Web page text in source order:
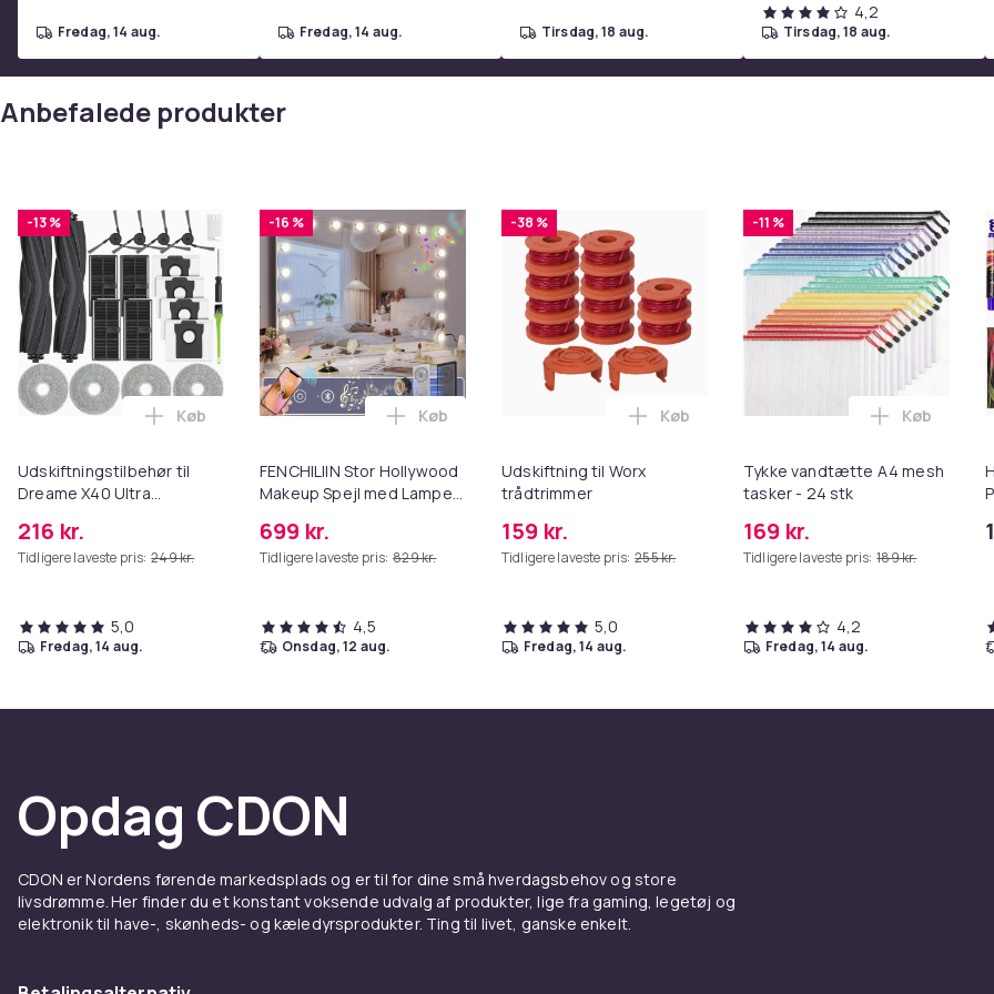
fredag, 14 aug. fredag, 14 aug. tirsdag, 18 aug.
4,2
tirsdag, 18 aug.
Anbefalede produkter
-13 %
Udskiftningstilbehør til
Dreame X40 Ultra
216 kr.
Tidligere laveste pris: 249 kr.
Læg Udskiftningstilbehør til Dreame X40 Ultra Complete i kurven
Køb
5,0
fredag, 14 aug.
-16 %
FENCHILIIN Stor Hollywood
Makeup Spejl med Lamper
Vægbeslag Hvid 80 x 58 cm
699 kr.
Tidligere laveste pris: 829 kr.
Læg FENCHILIIN Stor Hollywood Makeup Spejl med Lamper Bluetooth
Køb
4,5
onsdag, 12 aug.
-38 %
Udskiftning til Worx
trådtrimmer
159 kr.
Tidligere laveste pris: 255 kr.
Læg Udskiftning til Worx trådtrimmer i
Køb
5,0
fredag, 14 aug.
-11 %
Tykke vandtætte A4 mesh
tasker - 24 stk
169 kr.
Tidligere laveste pris: 189 kr.
Læg Tykke
Køb
4,2
fredag, 14 aug.
Opdag CDON
CDON er Nordens førende markedsplads og er til for dine små hverdagsbehov og store
livsdrømme. Her finder du et konstant voksende udvalg af produkter, lige fra gaming, legetøj og
elektronik til have-, skønheds- og kæledyrsprodukter. Ting til livet, ganske enkelt.